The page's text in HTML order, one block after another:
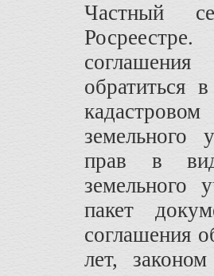
Частный
обратиться
земельного
прав в
земельного
пакет
соглашения
лет,